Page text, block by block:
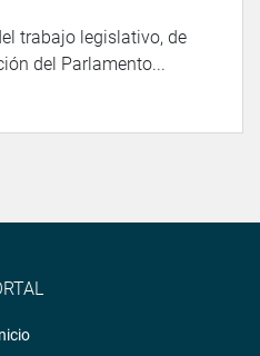
trabajo legislativo, de
del Parlamento...